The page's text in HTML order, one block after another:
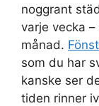
noggrant
varje vecka
månad.
som du har
kanske ser
tiden rinner